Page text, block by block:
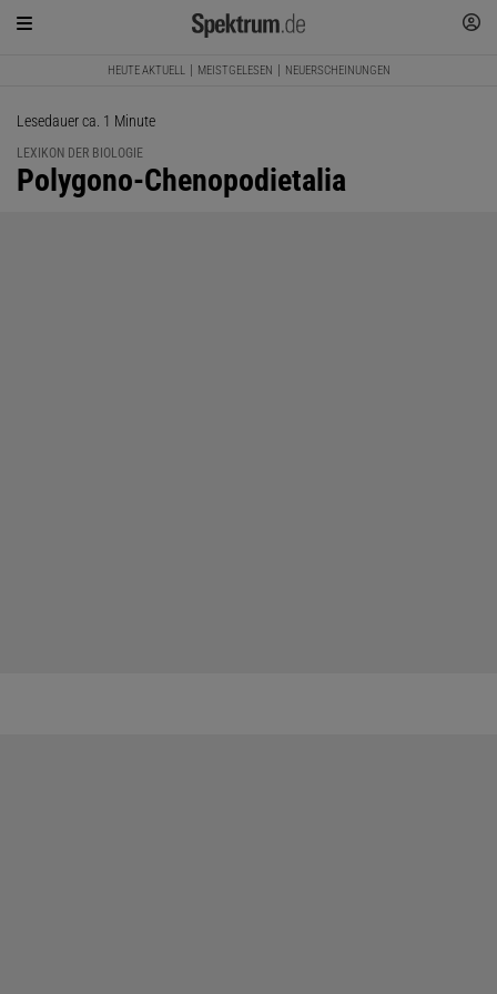
HEUTE AKTUELL MEISTGELESEN NEUERSCHEINUNGEN
Lesedauer ca. 1 Minute
LEXIKON DER BIOLOGIE
:
Polygono-Chenopodietalia